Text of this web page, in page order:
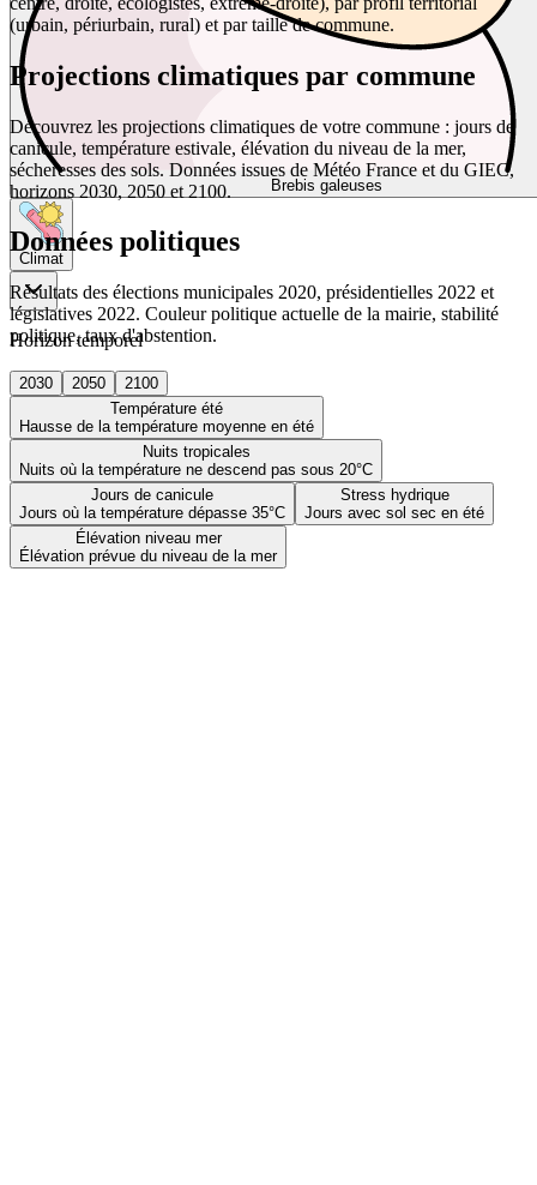
Brebis galeuses
Climat
Horizon temporel
2030 2050
2100
Température été
Hausse de la température moyenne en été
Nuits tropicales
Nuits où la température ne descend pas sous 20°C
Jours de canicule
Jours où la température dépasse 35°C
Stress hydrique
Jours avec sol sec en été
Élévation niveau mer
Élévation prévue du niveau de la mer
(urbain, périurbain, rural) et par taille de commune.
Projections climatiques par commune
Découvrez les projections climatiques de votre commune : jours de
canicule, température estivale, élévation du niveau de la mer,
sécheresses des sols. Données issues de Météo France et du GIEC,
horizons 2030, 2050 et 2100.
Données politiques
Résultats des élections municipales 2020, présidentielles 2022 et
législatives 2022. Couleur politique actuelle de la mairie, stabilité
politique, taux d'abstention.